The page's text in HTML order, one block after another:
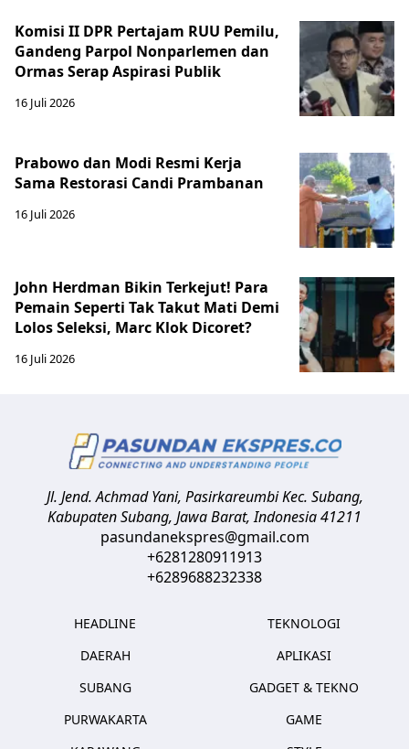
Komisi II DPR Pertajam RUU Pemilu,
Gandeng Parpol Nonparlemen dan
Ormas Serap Aspirasi Publik
16 Juli 2026
Prabowo dan Modi Resmi Kerja
Sama Restorasi Candi Prambanan
16 Juli 2026
John Herdman Bikin Terkejut! Para
Pemain Seperti Tak Takut Mati Demi
Lolos Seleksi, Marc Klok Dicoret?
16 Juli 2026
Jl. Jend. Achmad Yani, Pasirkareumbi Kec. Subang,
Kabupaten Subang, Jawa Barat,Indonesia41211
pasundanekspres@gmail.com
+6281280911913
+6289688232338
HEADLINE
DAERAH
SUBANG
PURWAKARTA
TEKNOLOGI
APLIKASI
GADGET & TEKNO
GAME